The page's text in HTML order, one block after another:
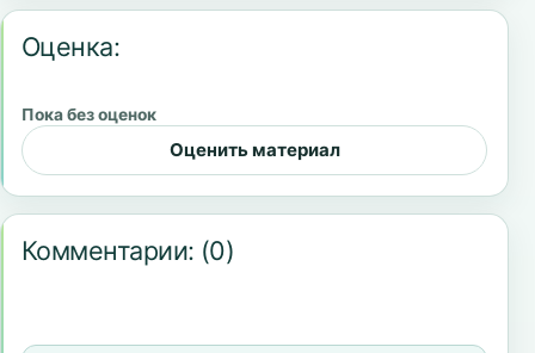
Оценка:
Пока без оценок
Оценить материал
Комментарии: (0)